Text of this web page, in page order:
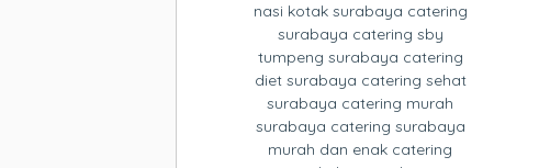
nasi kotak surabaya catering
surabaya catering sby
tumpeng surabaya catering
diet surabaya catering sehat
surabaya catering murah
surabaya catering surabaya
murah dan enak catering